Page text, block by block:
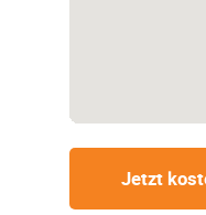
Jetzt